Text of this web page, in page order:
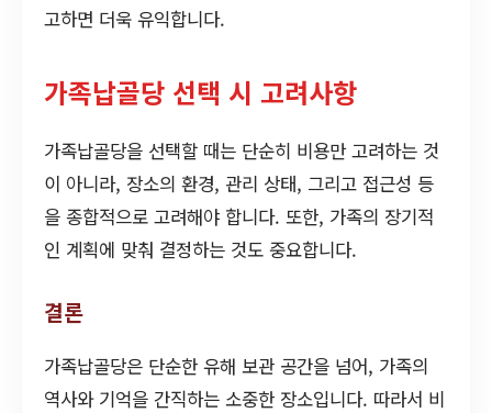
고하면 더욱 유익합니다.
가족납골당 선택 시 고려사항
가족납골당을 선택할 때는 단순히 비용만 고려하는 것
이 아니라, 장소의 환경, 관리 상태, 그리고 접근성 등
을 종합적으로 고려해야 합니다. 또한, 가족의 장기적
인 계획에 맞춰 결정하는 것도 중요합니다.
결론
가족납골당은 단순한 유해 보관 공간을 넘어, 가족의
역사와 기억을 간직하는 소중한 장소입니다. 따라서 비